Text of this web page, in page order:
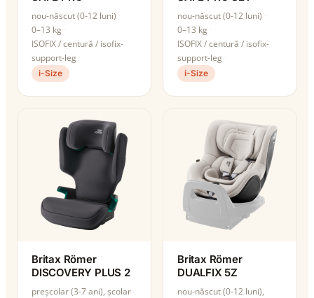
nou-născut (0-12 luni)
0–13 kg
ISOFIX / centură / isofix-
support-leg
i-Size
nou-născut (0-12 luni)
0–13 kg
ISOFIX / centură / isofix-
support-leg
i-Size
Britax Römer
DISCOVERY PLUS 2
preșcolar (3-7 ani), școlar
Britax Römer
DUALFIX 5Z
nou-născut (0-12 luni),